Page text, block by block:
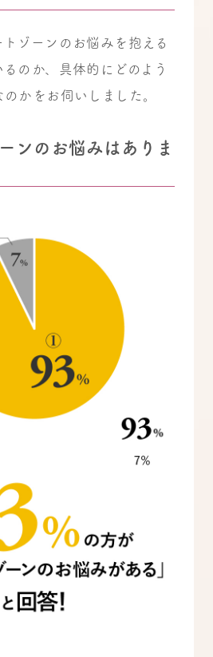
トゾーンのお悩みを抱える
のか、具体的にどのよう
かをお伺いしました。
ンのお悩みはありま